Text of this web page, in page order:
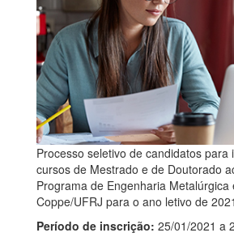
Processo seletivo de candidatos para
cursos de Mestrado e de Doutorado
Programa de Engenharia Metalúrgica
Coppe/UFRJ para o ano letivo de
Período de inscrição: 25/01/2021 a